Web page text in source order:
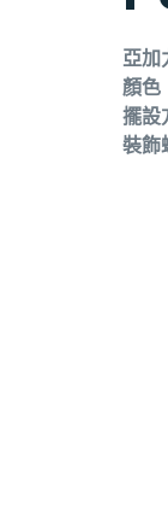
亞加
顏色
擺設
裝飾